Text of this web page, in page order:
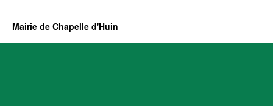
Mairie de Chapelle d'Huin